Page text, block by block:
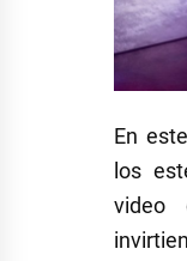
En
los
video